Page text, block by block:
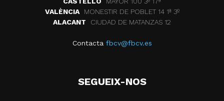
VALÈNCIA
MONESTIR DE POBLET 14 1ª 3º
ALACANT
CIUDAD DE MATANZAS 12
Contacta fbcv@fbcv.es
SEGUEIX-NOS